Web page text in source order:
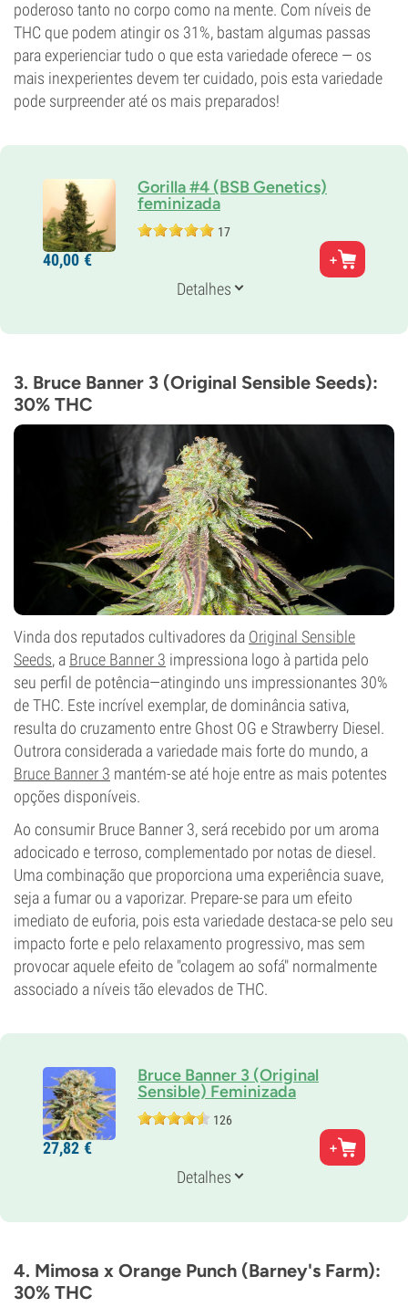
poderoso tanto no corpo como na mente. Com níveis de
THC que podem atingir os 31%, bastam algumas passas
para experienciar tudo o que esta variedade oferece — os
mais inexperientes devem ter cuidado, pois esta variedade
pode surpreender até os mais preparados!
Gorilla #4 (BSB Genetics)
feminizada
17
Pais
Chem’s Sister x Chocolate Diesel
40% Sativa
8-9 semanas
31%
CBD
Baixo
Tipo de floração
Período de luz
40,00 €
Detalhes
3. Bruce Banner 3 (Original Sensible Seeds):
30% THC
Vinda dos reputados cultivadores da Original Sensible
Seeds, a Bruce Banner 3 impressiona logo à partida pelo
seu perfil de potência—atingindo uns impressionantes 30%
de THC. Este incrível exemplar, de dominância sativa,
resulta do cruzamento entre Ghost OG e Strawberry Diesel.
Outrora considerada a variedade mais forte do mundo, a
Bruce Banner 3 mantém-se até hoje entre as mais potentes
opções disponíveis.
Ao consumir Bruce Banner 3, será recebido por um aroma
adocicado e terroso, complementado por notas de diesel.
Uma combinação que proporciona uma experiência suave,
seja a fumar ou a vaporizar. Prepare-se para um efeito
imediato de euforia, pois esta variedade destaca-se pelo seu
impacto forte e pelo relaxamento progressivo, mas sem
provocar aquele efeito de "colagem ao sofá" normalmente
associado a níveis tão elevados de THC.
Bruce Banner 3 (Original
Sensible) Feminizada
126
Pais
Ghost OG x Strawberry Diesel
65% Sativa
9-10 semanas
CBD
Baixo
27,82 €
Detalhes
4. Mimosa x Orange Punch (Barney's Farm):
30% THC